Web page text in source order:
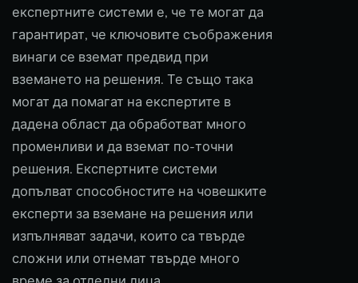
експертните системи е, че те могат да
гарантират, че ключовите съображения
винаги се вземат предвид при
вземането на решения. Те също така
могат да помагат на експертите в
дадена област да обработват много
променливи и да вземат по-точни
решения. Експертните системи
допълват способностите на човешките
експерти за вземане на решения или
изпълняват задачи, които са твърде
сложни или отнемат твърде много